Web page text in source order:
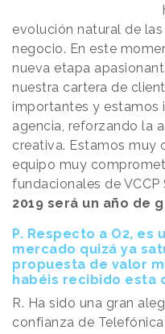
evolución natural de
negocio. En este
nueva etapa
nuestra cartera de
importantes y estamos
agencia, reforzando la
creativa. Estamos muy
equipo muy
fundacionales de
2019 será un año de
P. Respecto a O2, es
mercado quizá ya
propuesta de valor
habéis recibido esta
R. Ha sido una gran
confianza de